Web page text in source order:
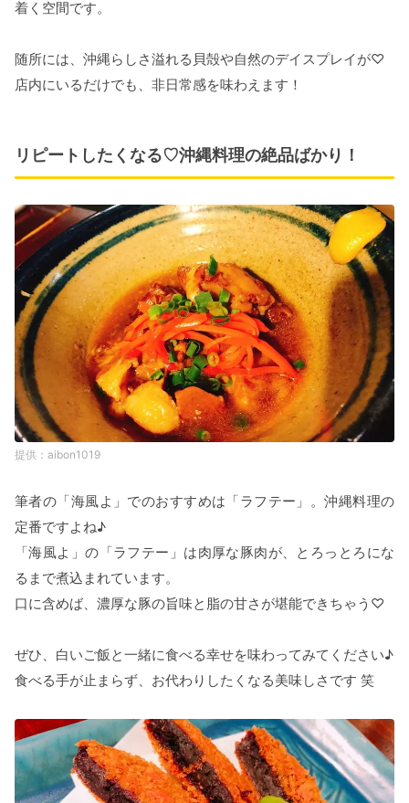
着く空間です。
随所には、沖縄らしさ溢れる貝殻や自然のデイスプレイが♡
店内にいるだけでも、非日常感を味わえます！
リピートしたくなる♡沖縄料理の絶品ばかり！
aibon1019
筆者の「海風よ」でのおすすめは「ラフテー」。沖縄料理の
定番ですよね♪
「海風よ」の「ラフテー」は肉厚な豚肉が、とろっとろにな
るまで煮込まれています。
口に含めば、濃厚な豚の旨味と脂の甘さが堪能できちゃう♡
ぜひ、白いご飯と一緒に食べる幸せを味わってみてください♪
食べる手が止まらず、お代わりしたくなる美味しさです 笑